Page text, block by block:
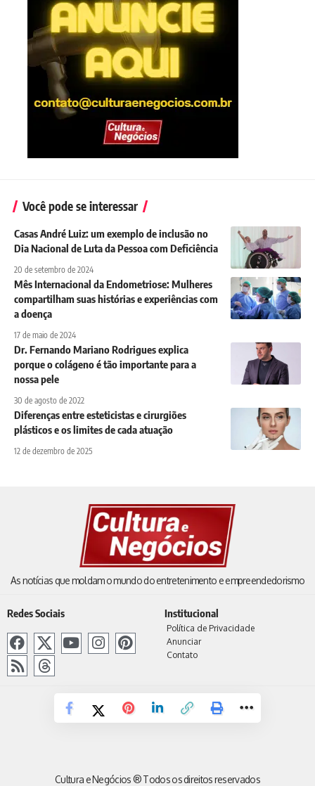
Você pode se interessar
Casas André Luiz: um exemplo de inclusão no
Dia Nacional de Luta da Pessoa com Deficiência
20 de setembro de 2024
Mês Internacional da Endometriose: Mulheres
compartilham suas histórias e experiências com
a doença
17 de maio de 2024
Dr. Fernando Mariano Rodrigues explica
porque o colágeno é tão importante para a
nossa pele
30 de agosto de 2022
Diferenças entre esteticistas e cirurgiões
plásticos e os limites de cada atuação
12 de dezembro de 2025
As notícias que moldam o mundo do entretenimento e empreendedorismo
Redes Sociais Institucional
Política de Privacidade
Anunciar
Contato
Cultura e Negócios ® Todos os direitos reservados